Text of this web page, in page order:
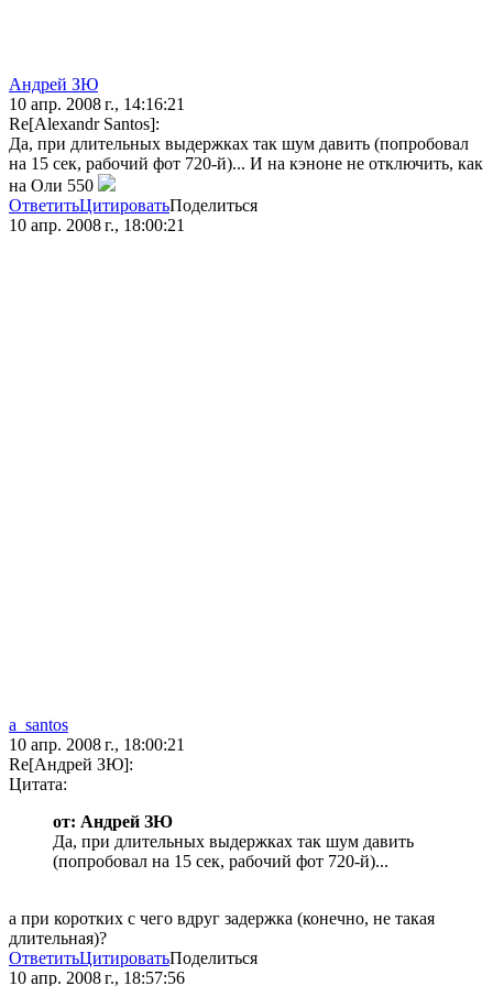
Андрей ЗЮ
10 апр. 2008 г., 14:16:21
Re[Alexandr Santos]:
Да, при длительных выдержках так шум давить (попробовал
на 15 сек, рабочий фот 720-й)... И на кэноне не отключить, как
на Оли 550
ОтветитьЦитироватьПоделиться
10 апр. 2008 г., 18:00:21
a_santos
10 апр. 2008 г., 18:00:21
Re[Андрей ЗЮ]:
Цитата:
от: Андрей ЗЮ
Да, при длительных выдержках так шум давить
(попробовал на 15 сек, рабочий фот 720-й)...
а при коротких с чего вдруг задержка (конечно, не такая
длительная)?
ОтветитьЦитироватьПоделиться
10 апр. 2008 г., 18:57:56